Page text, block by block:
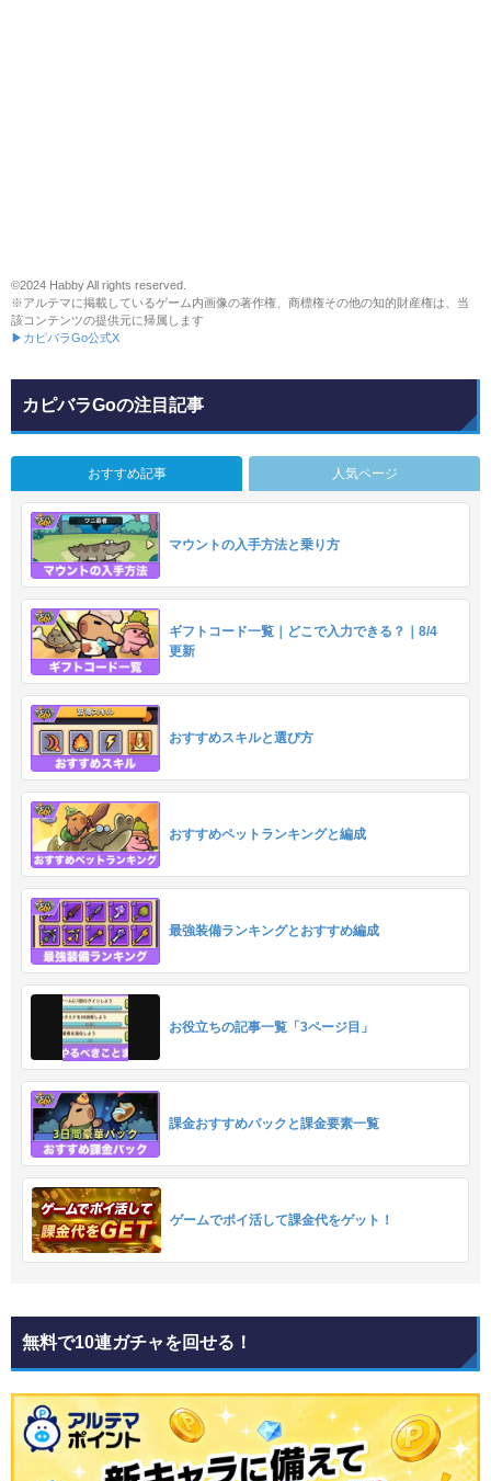
©2024 Habby All rights reserved.
※アルテマに掲載しているゲーム内画像の著作権、商標権その他の知的財産権は、当
該コンテンツの提供元に帰属します
▶カピバラGo公式X
カピバラGoの注目記事
おすすめ記事 人気ページ
マウントの入手方法と乗り方
ギフトコード一覧｜どこで入力できる？｜8/4
更新
おすすめスキルと選び方
おすすめペットランキングと編成
最強装備ランキングとおすすめ編成
お役立ちの記事一覧「3ページ目」
課金おすすめパックと課金要素一覧
ゲームでポイ活して課金代をゲット！
無料で10連ガチャを回せる！